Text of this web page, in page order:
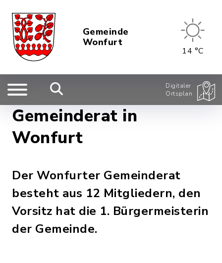
Gemeinde
Wonfurt
14 °C
Digitaler
Ortsplan
Gemeinderat in
Wonfurt
Der Wonfurter Gemeinderat
besteht aus 12 Mitgliedern, den
Vorsitz hat die 1. Bürgermeisterin
der Gemeinde.